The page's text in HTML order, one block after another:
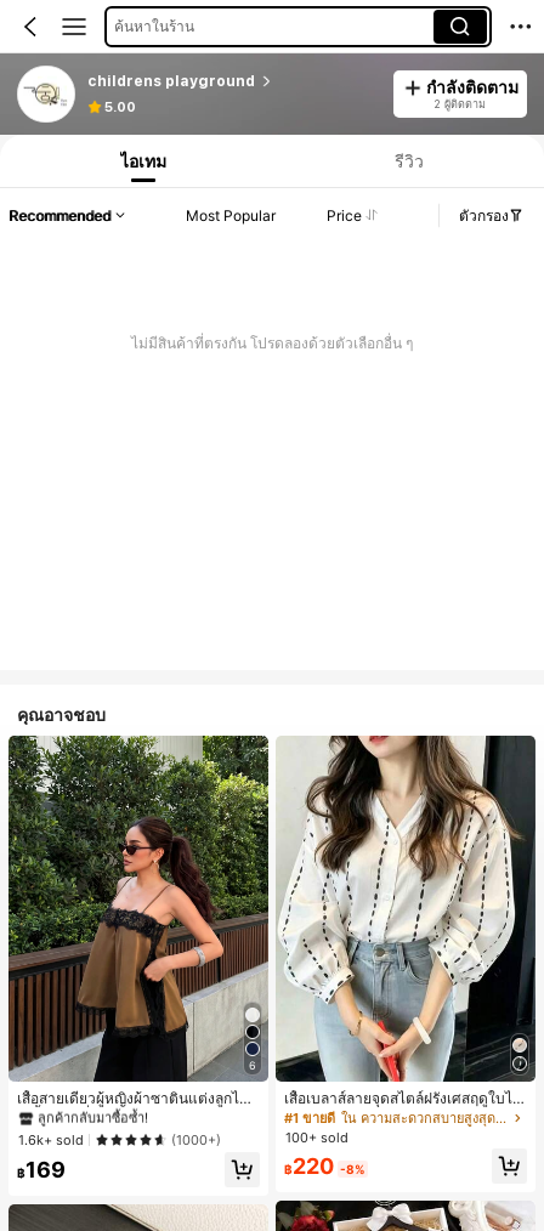
ค้นหาในร้าน
childrens playground
5.00
กำลังติดตาม
2 ผู้ติดตาม
ไอเทม รีวิว
Recommended Most Popular Price ตัวกรอง
ไม่มีสินค้าที่ตรงกัน โปรดลองด้วยตัวเลือกอื่น ๆ
คุณอาจชอบ
6
เสื้อสายเดี่ยวผู้หญิงผ้าซาตินแต่งลูกไม้
- เสื้อสายเดี่ยวฤดูร้อนสีคากีมีรอยผ่าด้า
นข้างที่น่าดึงดูดแบบสบายๆ
#1 ขายดี
ใน สีกากี เสื้อสตรี เสื้อเบลาส์ & Tee
ลูกค้ากลับมาซื้อซ้ำ!
220+ พูดว่า "คุณภาพเนื้อผ้าดี"
#1 ขายดี
ลูกค้ากลับมาซื้อซ้ำ!
220+ พูดว่า "คุณภาพเนื้อผ้าดี"
#1 ขายดี
ลูกค้ากลับมาซื้อซ้ำ!
220+ พูดว่า "คุณภาพเนื้อผ้าดี"
#1 ขายดี
ใน สีกากี เสื้อสตรี เสื้อเบลาส์ & Tee
ลูกค้ากลับมาซื้อซ้ำ!
220+ พูดว่า "คุณภาพเนื้อผ้าดี"
1.6k+ sold (1000+)
฿169
เสื้อเบลาส์ลายจุดสไตล์ฝรั่งเศสฤดูใบไม้
ร่วง, ทรงเข้ารูป, แขนยาวคอวี, สไตล์ให
ม่ฤดูใบไม้ผลิ, ป้องกันแสงแดด, ใส่ไป
#1 ขายดี
ใน ความสะดวกสบายสูงสุด เสื้อสตรี เสื้อเบลาส์ & Tee
100+ sold
฿220 -8%